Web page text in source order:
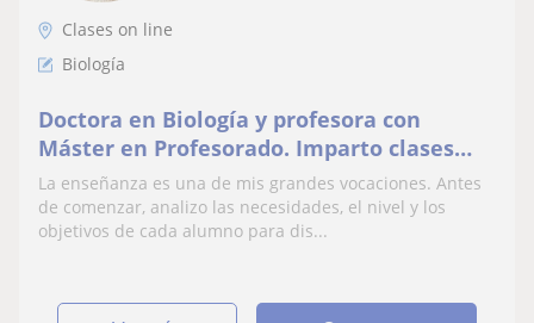
Clases on line
Biología
Doctora en Biología y profesora con
Máster en Profesorado. Imparto clases
online de Biología, Química y Bioquímica
para ESO, Bachi
La enseñanza es una de mis grandes vocaciones. Antes
de comenzar, analizo las necesidades, el nivel y los
objetivos de cada alumno para dis...